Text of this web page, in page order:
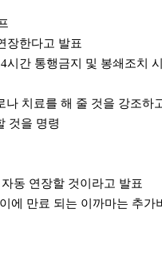
장한다고 발표
시간 통행금지 및 봉쇄조치
나 치료를 해 줄 것을 강조하
것을 명령
동 연장할 것이라고 발표
에 만료 되는 이까마는 추가